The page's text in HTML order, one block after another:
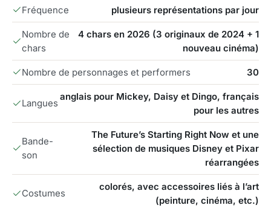
Fréquence plusieurs représentations par jour
Nombre de
chars
4 chars en 2026 (3 originaux de 2024 + 1
nouveau cinéma)
Nombre de personnages et performers 30
Langues
anglais pour Mickey, Daisy et Dingo, français
pour les autres
Bande-
son
The Future’s Starting Right Now et une
sélection de musiques Disney et Pixar
réarrangées
Costumes
colorés, avec accessoires liés à l’art
(peinture, cinéma, etc.)